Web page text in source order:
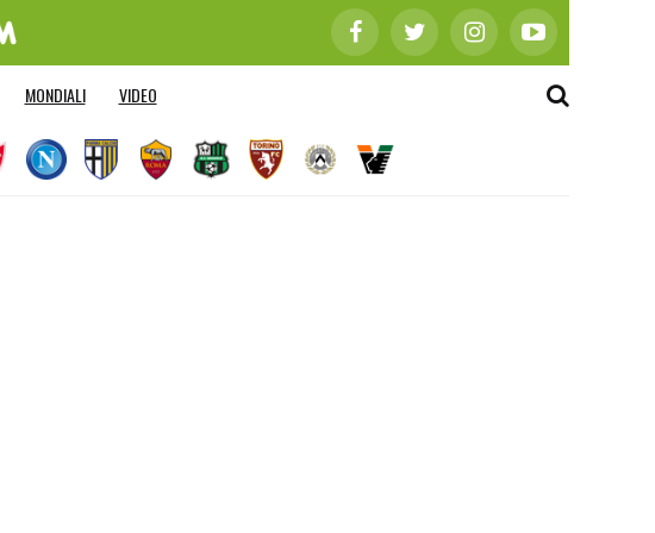
MONDIALI VIDEO